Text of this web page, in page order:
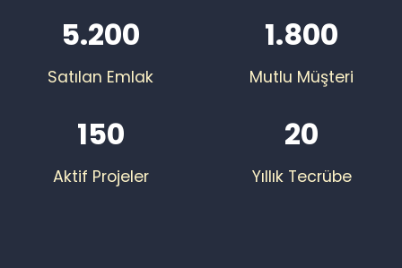
5.200
Satılan Emlak
1.800
Mutlu Müşteri
150
Aktif Projeler
20
Yıllık Tecrübe